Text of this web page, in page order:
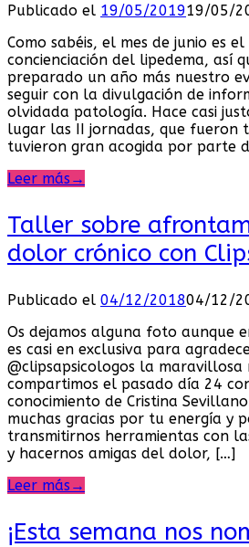
Publicado el 19/05/201919/05/
Como sabéis, el mes de junio es el
concienciación del lipedema, así
preparado un año más nuestro
seguir con la divulgación de
olvidada patología. Hace casi
lugar las II jornadas, que fueron
tuvieron gran acogida por parte
Leer más →
Taller sobre
dolor crónico con
Publicado el 04/12/201804/12/
Os dejamos alguna foto aunque
es casi en exclusiva para
@clipsapsicologos la maravillosa
compartimos el pasado día 24
conocimiento de Cristina
muchas gracias por tu energía y
transmitirnos herramientas con
y hacernos amigas del dolor, […]
Leer más →
¡Esta semana nos